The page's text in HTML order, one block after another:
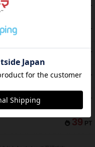
PT
PT
PT
46 PT
PT
39 PT